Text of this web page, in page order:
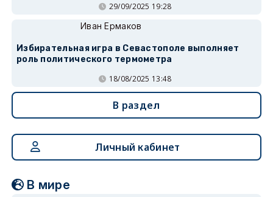
29/09/2025 19:28
Иван Ермаков
Избирательная игра в Севастополе выполняет
роль политического термометра
18/08/2025 13:48
В раздел
Личный кабинет
В мире